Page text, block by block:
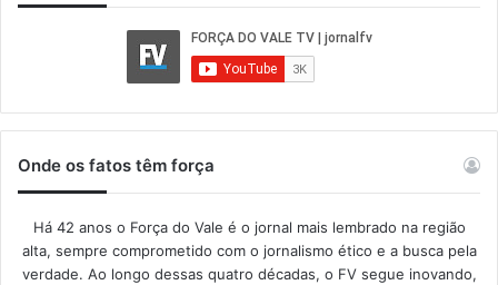
Onde os fatos têm força
Há 42 anos o Força do Vale é o jornal mais lembrado na região
alta, sempre comprometido com o jornalismo ético e a busca pela
verdade. Ao longo dessas quatro décadas, o FV segue inovando,